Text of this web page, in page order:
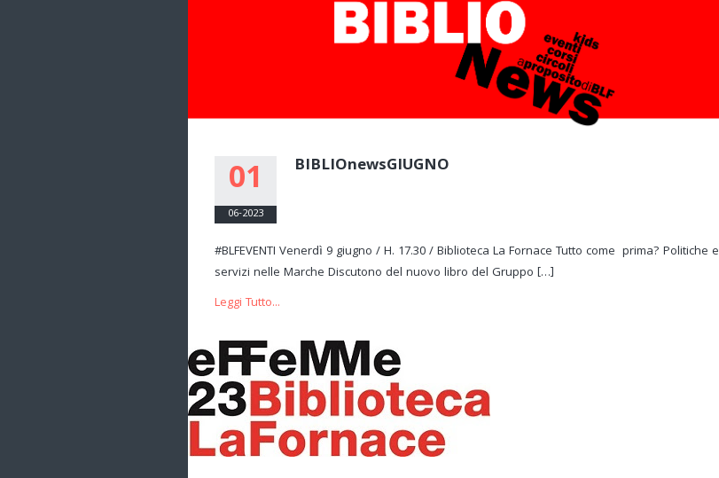
01
06-2023
BIBLIOnewsGIUGNO
#BLFEVENTI Venerdì 9 giugno / H. 17.30 / Biblioteca La Fornace Tutto come prima? Politiche e
servizi nelle Marche Discutono del nuovo libro del Gruppo […]
Leggi Tutto...